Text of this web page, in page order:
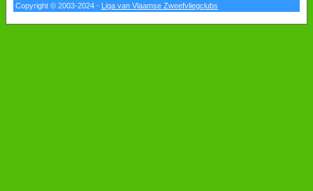
Copyright © 2003-2024 - Liga van Vlaamse Zweefvliegclubs